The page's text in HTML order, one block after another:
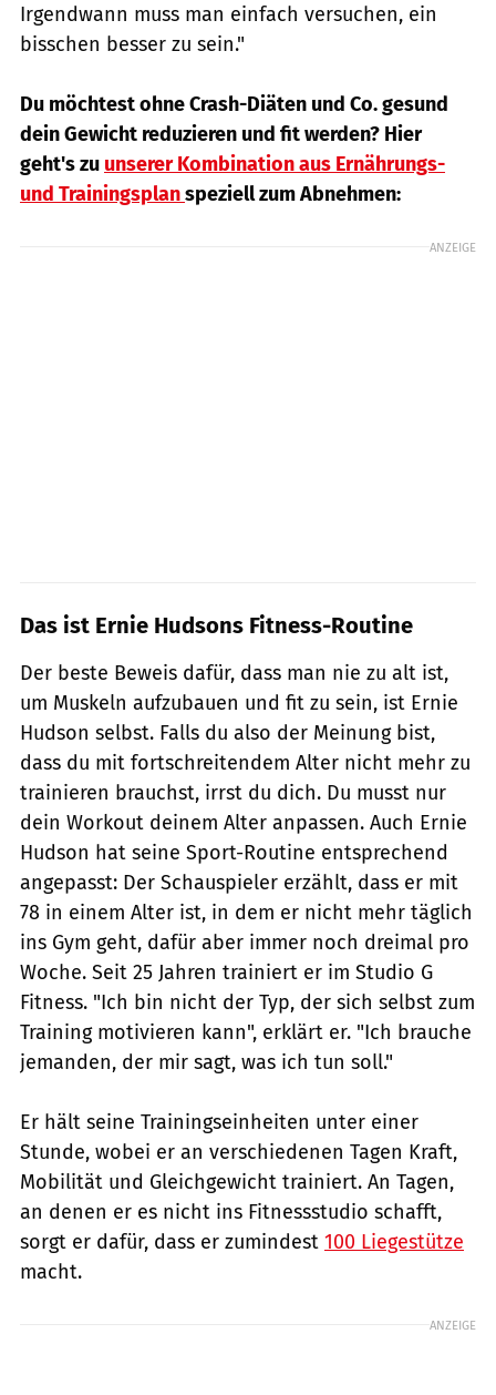
Irgendwann muss man einfach versuchen, ein
bisschen besser zu sein."
Du möchtest ohne Crash-Diäten und Co. gesund
dein Gewicht reduzieren und fit werden? Hier
geht's zu unserer Kombination aus Ernährungs-
und Trainingsplanspeziell zum Abnehmen:
ANZEIGE
Das ist Ernie Hudsons Fitness-Routine
Der beste Beweis dafür, dass man nie zu alt ist,
um Muskeln aufzubauen und fit zu sein, ist Ernie
Hudson selbst. Falls du also der Meinung bist,
dass du mit fortschreitendem Alter nicht mehr zu
trainieren brauchst, irrst du dich. Du musst nur
dein Workout deinem Alter anpassen. Auch Ernie
Hudson hat seine Sport-Routine entsprechend
angepasst: Der Schauspieler erzählt, dass er mit
78 in einem Alter ist, in dem er nicht mehr täglich
ins Gym geht, dafür aber immer noch dreimal pro
Woche. Seit 25 Jahren trainiert er im Studio G
Fitness. "Ich bin nicht der Typ, der sich selbst zum
Training motivieren kann", erklärt er. "Ich brauche
jemanden, der mir sagt, was ich tun soll."
Er hält seine Trainingseinheiten unter einer
Stunde, wobei er an verschiedenen Tagen Kraft,
Mobilität und Gleichgewicht trainiert. An Tagen,
an denen er es nicht ins Fitnessstudio schafft,
sorgt er dafür, dass er zumindest 100 Liegestütze
macht.
ANZEIGE